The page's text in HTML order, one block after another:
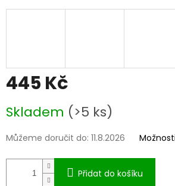
445 Kč
cena:
Skladem (>5 ks)
Můžeme doručit do: 11.8.2026
Přidat do košíku